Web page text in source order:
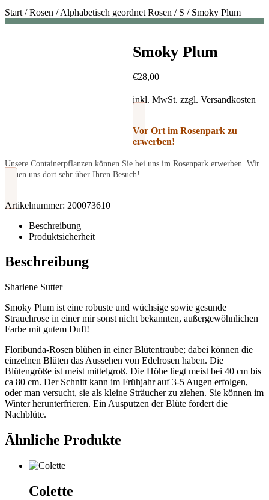
Start /Rosen /Alphabetisch geordnet Rosen / S / Smoky Plum
Smoky Plum
€28,00
inkl. MwSt. zzgl. Versandkosten
Vor Ort im Rosenpark zu
erwerben!
Unsere Containerpflanzen können Sie bei uns im Rosenpark erwerben. Wir
freuen uns dort sehr über Ihren Besuch!
Artikelnummer: 200073610
Beschreibung
Produktsicherheit
Beschreibung
Sharlene Sutter
Smoky Plum ist eine robuste und wüchsige sowie gesunde
Strauchrose in einer mir sonst nicht bekannten, außergewöhnlichen
Farbe mit gutem Duft!
Floribunda-Rosen blühen in einer Blütentraube; dabei können die
einzelnen Blüten das Aussehen von Edelrosen haben. Die
Blütengröße ist meist mittelgroß. Die Höhe liegt meist bei 40 cm bis
ca 80 cm. Der Schnitt kann im Frühjahr auf 3-5 Augen erfolgen,
oder man versucht, sie als kleine Sträucher zu ziehen. Sie können im
Winter herunterfrieren. Ein Ausputzen der Blüte fördert die
Nachblüte.
Ähnliche Produkte
Colette